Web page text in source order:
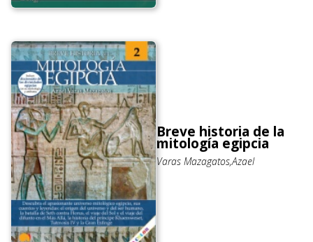
Breve historia de la
mitología egipcia
Varas Mazagatos,Azael